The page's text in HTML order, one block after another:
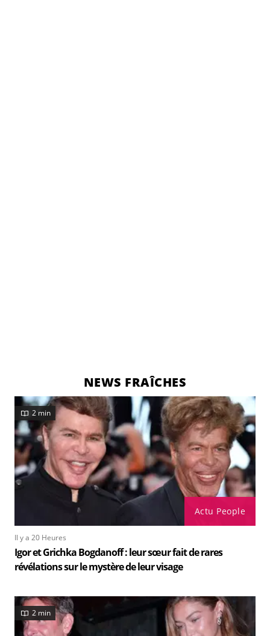
NEWS FRAÎCHES
Actu People
2 min
Il y a 20 Heures
Igor et Grichka Bogdanoff : leur sœur fait de rares
révélations sur le mystère de leur visage
2 min